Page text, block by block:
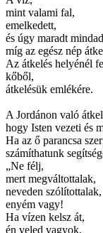
mint valami fal,
emelkedett,
és úgy maradt
míg az egész nép
Az átkelés helyénél
kőből,
átkelésük emlékére.
A Jordánon való
hogy Isten vezeti és
Ha az ő parancsa
számíthatunk
„Ne félj,
mert megváltottalak,
neveden szólítottalak,
enyém vagy!
Ha vízen kelsz át,
én veled vagyok,